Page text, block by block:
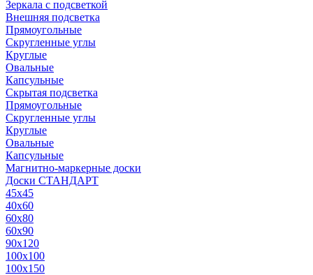
Зеркала с подсветкой
Внешняя подсветка
Прямоугольные
Скругленные углы
Круглые
Овальные
Капсульные
Скрытая подсветка
Прямоугольные
Скругленные углы
Круглые
Овальные
Капсульные
Магнитно-маркерные доски
Доски СТАНДАРТ
45x45
40x60
60x80
60x90
90x120
100x100
100x150